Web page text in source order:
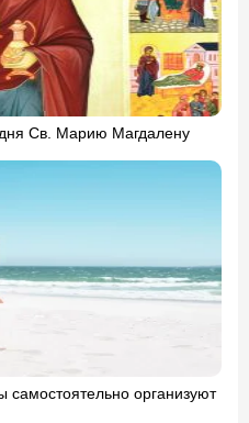
Св. Марию Магдалену
организуют